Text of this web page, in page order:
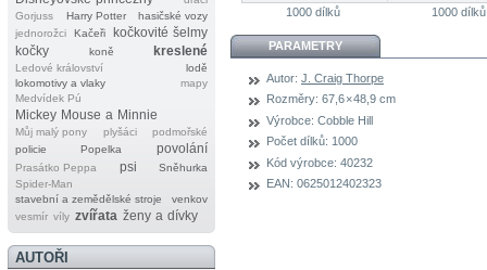
Gorjuss
Harry Potter
hasičské vozy
jednorožci
Kačeři
kočkovité šelmy
kočky
koně kreslené
Ledové království
lodě
lokomotivy a vlaky
mapy
Medvídek Pú
Mickey Mouse a Minnie
Můj malý pony plyšáci
podmořské
policie
Popelka povolání
Prasátko Peppa psi
Sněhurka
Spider‐Man
stavební a zemědělské stroje
venkov
vesmír víly zvířata ženy a dívky
AUTOŘI
1000 dílků 1000 dílků
PARAMETRY
Autor: J. Craig Thorpe
Rozměry: 67,6 × 48,9 cm
Výrobce: Cobble Hill
Počet dílků: 1000
Kód výrobce: 40232
EAN: 0625012402323